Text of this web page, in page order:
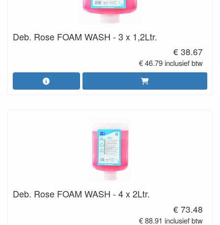
Deb. Rose FOAM WASH - 3 x 1,2Ltr.
€ 38.67
€ 46.79 inclusief btw
Deb. Rose FOAM WASH - 4 x 2Ltr.
€ 73.48
€ 88.91 inclusief btw